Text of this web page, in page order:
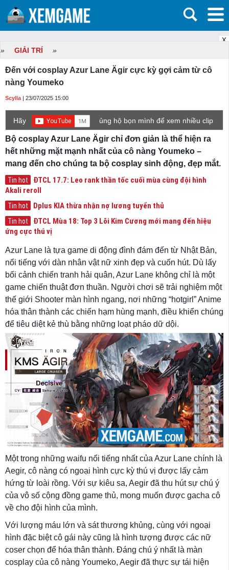
X
» GIẢI TRÍ »
Đến với cosplay Azur Lane Ägir cực kỳ gợi cảm từ cô
nàng Youmeko
Scylla | 23/07/2025 15:00
Hãy
ủng hộ bọn mình để xem nhiều clip
game mới hơn nhé!
Bộ cosplay Azur Lane Ägir chỉ đơn giản là thể hiện ra
hết những mặt mạnh nhất của cô nàng Youmeko –
mang đến cho chúng ta bộ cosplay sinh động, đẹp mắt.
Tin hot
ĐTCL 17.7: Leo rank thần tốc cuối mùa cùng đội hình
Akali reroll
Tin hot Dplus KIA thừa nhận nợ lương tuyển thủ
Tin hot
ĐTCL Mùa 18: Top 3 Lõi Kim Cương mới mang đến hiệu
ứng cực thú vị
Azur Lane là tựa game di động đình đám đến từ Nhật Bản,
nổi tiếng với dàn nhân vật nữ xinh đẹp và cuốn hút. Dù lấy
bối cảnh chiến tranh hải quân, Azur Lane không chỉ là một
game chiến thuật đơn thuần. Người chơi sẽ trải nghiệm một
thế giới Shooter màn hình ngang, nơi những “hotgirl” Anime
hóa thân thành các chiến hạm hùng mạnh, điều khiển chúng
để tiêu diệt kẻ thù bằng những loạt pháo dữ dội.
Một trong những waifu nổi tiếng nhất của Azur Lane chính là
Aegir, cô nàng có ngoại hình cực kỳ thú vị được lấy cảm
hứng từ loài rồng. Với sự kiêu sa, Aegir đã thu hút sự chú ý
của vô số cộng đồng game thủ, mong muốn được gacha cô
về cho đội hình của mình.
Với lượng máu lớn và sát thương khủng, cùng với ngoại
hình đặc biệt cô gái này cũng là hình tượng được các nữ
coser chọn để hóa thân thành. Đáng chú ý nhất là màn
cosplay của cô nàng Youmeko, Aegir đã thực sự tái hiện